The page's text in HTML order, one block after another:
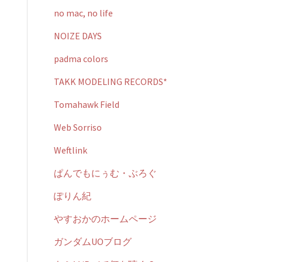
no mac, no life
NOIZE DAYS
padma colors
TAKK MODELING RECORDS*
Tomahawk Field
Web Sorriso
Weftlink
ぱんでもにぅむ・ぶろぐ
ぽりん紀
やすおかのホームページ
ガンダムUOブログ